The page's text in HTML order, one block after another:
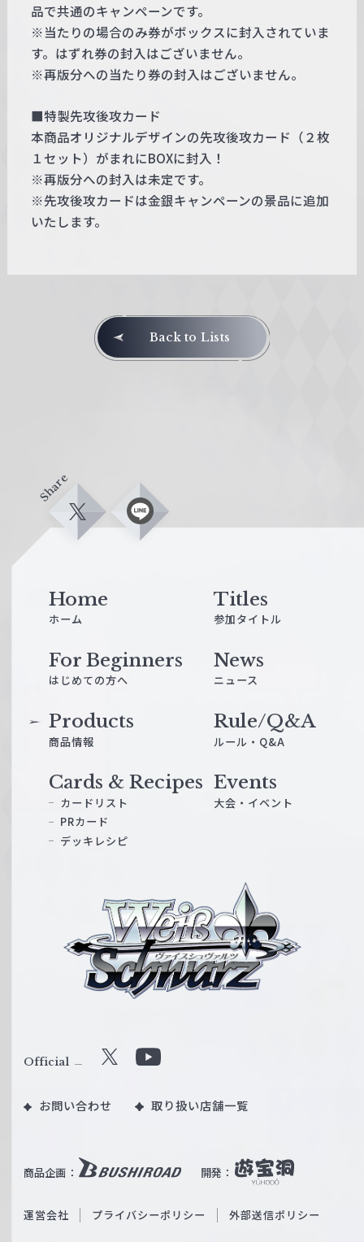
品で共通のキャンペーンです。
※当たりの場合のみ券がボックスに封入されていま
す。はずれ券の封入はございません。
※再版分への当たり券の封入はございません。
■特製先攻後攻カード
本商品オリジナルデザインの先攻後攻カード（２枚
１セット）がまれにBOXに封入！
※再版分への封入は未定です。
※先攻後攻カードは金銀キャンペーンの景品に追加
いたします。
Back to Lists
Share
X L
ス
ル
W
ß
c
Home
ホーム
Titles
参加タイトル
For Beginners
はじめての方へ
News
ニュース
Products
商品情報
Cards & Recipes
カードリスト
PRカード
デッキレシピ
Events
大会・イベント
Rule/Q&A
ルール・Q&A
商品企画： 開発：
Official X
u
b
O
お問い合わせ 取り扱い店舗一覧
運営会社 プライバシーポリシー 外部送信ポリシー